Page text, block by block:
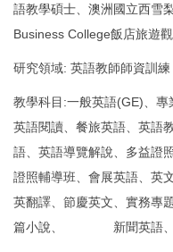
語教學碩士、澳洲國立西雪
Business College飯店旅遊
研究領域: 英語教師師資訓練
教學科目:一般英語(GE)、專
英語閱讀、餐旅英語、英語
語、英語導覽解說、多益證
證照輔導班、會展英語、英
英翻譯、節慶英文、實務專
篇小說、 新聞英語、